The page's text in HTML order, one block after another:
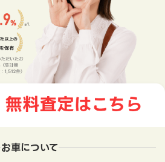
お車について